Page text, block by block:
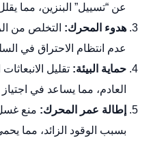
عن “تسييل” البنزين، مما
هدوء المحرك: التخلص من
عدم انتظام الاحتراق في
حماية البيئة: تقليل
العادم، مما يساعد في
إطالة عمر المحرك: منع
بسبب الوقود الزائد، مما